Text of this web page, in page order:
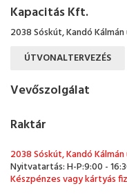
Kapacitás Kft.
2038 Sóskút, Kandó
ÚTVONALTERVEZÉS
Vevőszolgálat
Raktár
2038 Sóskút, Kandó
Nyitvatartás: H-P:9:00 -
Készpénzes vagy kártyás